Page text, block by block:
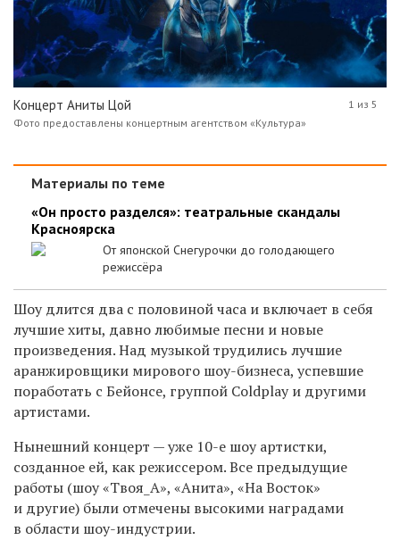
Концерт Аниты Цой
Фото предоставлены концертным агентством «Культура»
1 из 5
Материалы по теме
«Он просто разделся»: театральные скандалы
Красноярска
От японской Снегурочки до голодающего
режиссёра
Шоу длится два с половиной часа и включает в себя
лучшие хиты, давно любимые песни и новые
произведения. Над музыкой трудились лучшие
аранжировщики мирового шоу-бизнеса, успевшие
поработать с Бейонсе, группой Coldplay и другими
артистами.
Нынешний концерт — уже 10-е шоу артистки,
созданное ей, как режиссером. Все предыдущие
работы (шоу «Твоя_А», «Анита», «На Восток»
и другие) были отмечены высокими наградами
в области шоу-индустрии.